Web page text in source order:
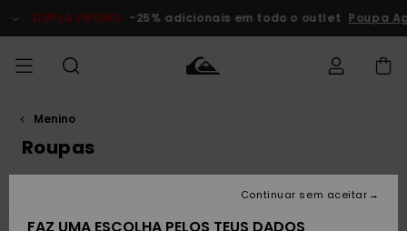
da
produtos
PROMO -25% adicionais em todo o outlet Poupa Agora
HOMEM
MENINO
MULHER
chegados
Crianças
Artigos
Criança
Menino
Roupas
Calções
Continuar sem aceitar